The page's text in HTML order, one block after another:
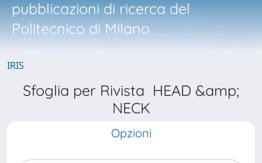
pubblicazioni di ricerca del
Politecnico di Milano
IRIS
Sfoglia per Rivista HEAD &amp;
NECK
Opzioni